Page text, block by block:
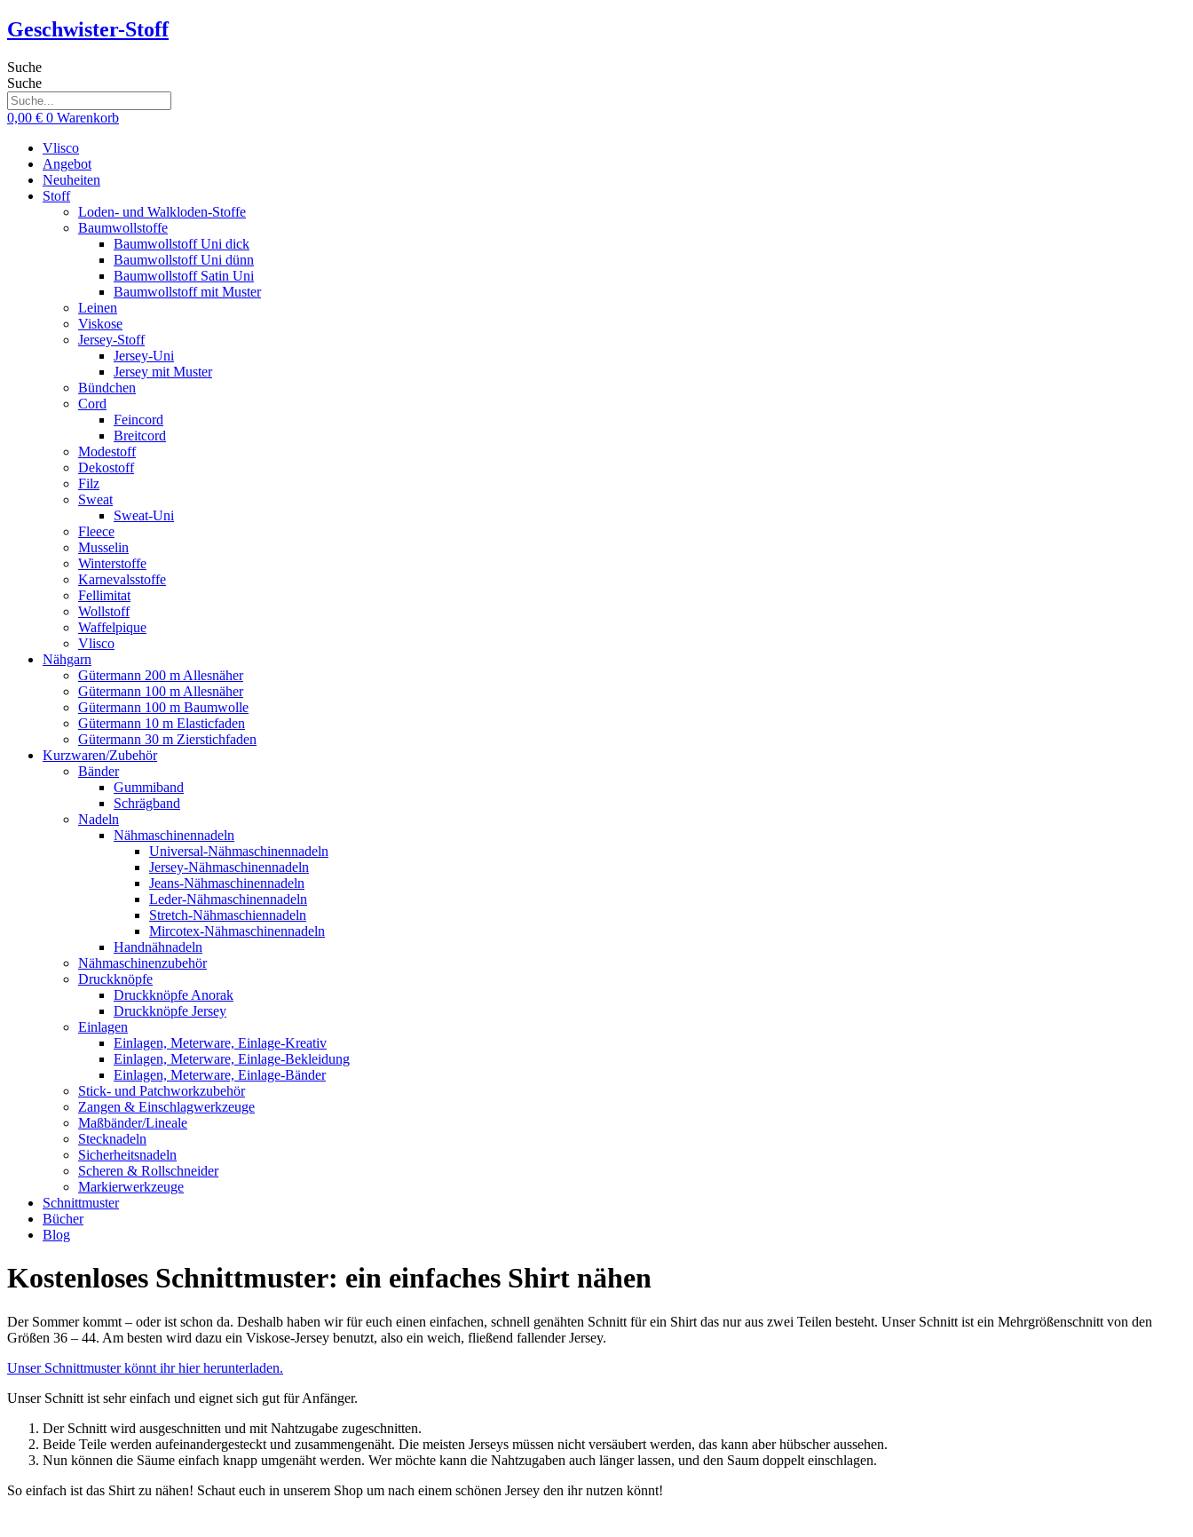
Zum
Inhalt
Geschwister-Stoff
Suche
Suche
0,00 € 0 Warenkorb
Vlisco
Angebot
Neuheiten
Stoff
Loden- und Walkloden-Stoffe
Baumwollstoffe
Baumwollstoff Uni dick
Baumwollstoff Uni dünn
Baumwollstoff Satin Uni
Baumwollstoff mit Muster
Leinen
Viskose
Jersey-Stoff
Jersey-Uni
Jersey mit Muster
Bündchen
Cord
Feincord
Breitcord
Modestoff
Dekostoff
Filz
Sweat
Sweat-Uni
Fleece
Musselin
Winterstoffe
Karnevalsstoffe
Fellimitat
Wollstoff
Waffelpique
Vlisco
Nähgarn
Gütermann 200 m Allesnäher
Gütermann 100 m Allesnäher
Gütermann 100 m Baumwolle
Gütermann 10 m Elasticfaden
Gütermann 30 m Zierstichfaden
Kurzwaren/Zubehör
Bänder
Gummiband
Schrägband
Nadeln
Nähmaschinennadeln
Universal-Nähmaschinennadeln
Jersey-Nähmaschinennadeln
Jeans-Nähmaschinennadeln
Leder-Nähmaschinennadeln
Stretch-Nähmaschiennadeln
Mircotex-Nähmaschinennadeln
Handnähnadeln
Nähmaschinenzubehör
Druckknöpfe
Druckknöpfe Anorak
Druckknöpfe Jersey
Einlagen
Einlagen, Meterware, Einlage-Kreativ
Einlagen, Meterware, Einlage-Bekleidung
Einlagen, Meterware, Einlage-Bänder
Stick- und Patchworkzubehör
Zangen & Einschlagwerkzeuge
Maßbänder/Lineale
Stecknadeln
Sicherheitsnadeln
Scheren & Rollschneider
Markierwerkzeuge
Schnittmuster
Bücher
Blog
Kostenloses Schnittmuster: ein einfaches Shirt nähen
Der Sommer kommt – oder ist schon da. Deshalb haben wir für euch einen einfachen, schnell genähten Schnitt für ein Shirt das nur aus zwei Teilen besteht. Unser Schnitt ist ein Mehrgrößenschnitt von den
Größen 36 – 44. Am besten wird dazu ein Viskose-Jersey benutzt, also ein weich, fließend fallender Jersey.
Unser Schnittmuster könnt ihr hier herunterladen.
Unser Schnitt ist sehr einfach und eignet sich gut für Anfänger.
Der Schnitt wird ausgeschnitten und mit Nahtzugabe zugeschnitten.
Beide Teile werden aufeinandergesteckt und zusammengenäht. Die meisten Jerseys müssen nicht versäubert werden, das kann aber hübscher aussehen.
Nun können die Säume einfach knapp umgenäht werden. Wer möchte kann die Nahtzugaben auch länger lassen, und den Saum doppelt einschlagen.
So einfach ist das Shirt zu nähen! Schaut euch in unserem Shop um nach einem schönen Jersey den ihr nutzen könnt!